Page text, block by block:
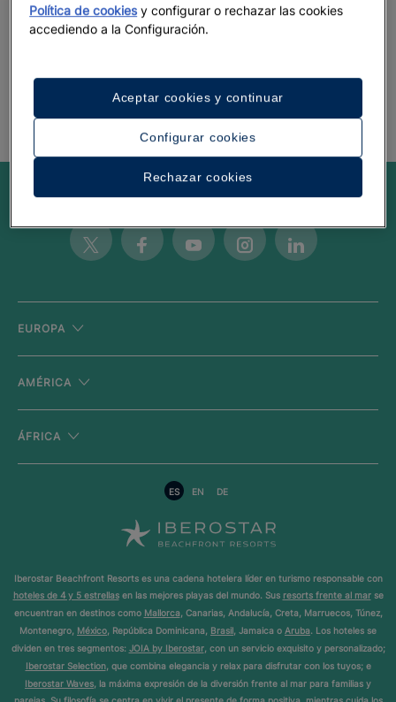
Lisboa
Be inspired
Twitter FacebookYoutubeInstagramLinkedin
EUROPA
AMÉRICA
ÁFRICA
ES EN DE
Iberostar Beachfront Resorts es una cadena hotelera líder en turismo responsable con
hoteles de 4 y 5 estrellasen las mejores playas del mundo. Sus resorts frente al marse
encuentran en destinos como Mallorca, Canarias, Andalucía, Creta, Marruecos, Túnez,
Montenegro, México, República Dominicana, Brasil, Jamaica o Aruba. Los hoteles se
dividen en tres segmentos: JOIA by Iberostar, con un servicio exquisito y personalizado;
Iberostar Selection, que combina elegancia y relax para disfrutar con los tuyos; e
Iberostar Waves, la máxima expresión de la diversión frente al mar para familias y
Política de cookiesy configurar o rechazar las cookies
accediendo a la Configuración.
Configurar cookies
Rechazar cookies
Aceptar cookies y continuar